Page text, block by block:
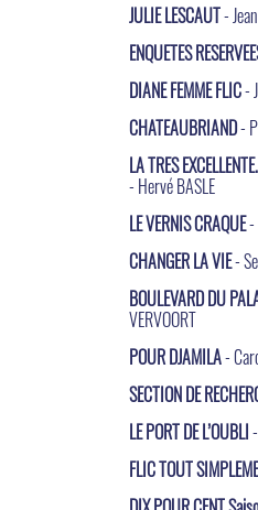
JULIE LESCAUT-
ENQUETES
DIANE FEMME FLIC-
CHATEAUBRIAND-
LA TRES
- Hervé BASLE
LE VERNIS CRAQUE-
CHANGER LA VIE-
BOULEVARD DU
VERVOORT
POUR DJAMILA-
SECTION DE
LE PORT DE L’OUBLI
FLIC TOUT